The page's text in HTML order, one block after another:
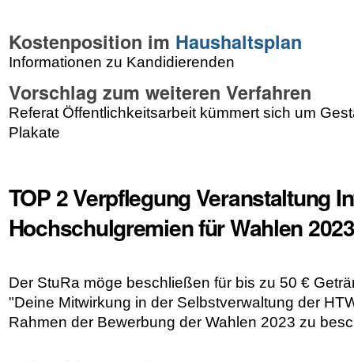
Kostenposition im Haushaltsplan
Informationen zu Kandidierenden
Vorschlag zum weiteren Verfahren
Referat Öffentlichkeitsarbeit kümmert sich um
Plakate
TOP 2 Verpflegung Veranstaltung
Hochschulgremien für Wahlen 2023
Der StuRa möge beschließen für bis zu 50 €
"Deine Mitwirkung in der Selbstverwaltung der
Rahmen der Bewerbung der Wahlen 2023 zu